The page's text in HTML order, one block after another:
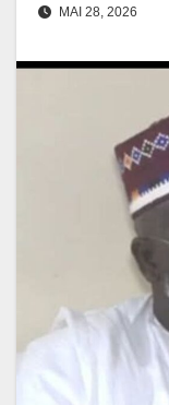
MAI 28, 2026